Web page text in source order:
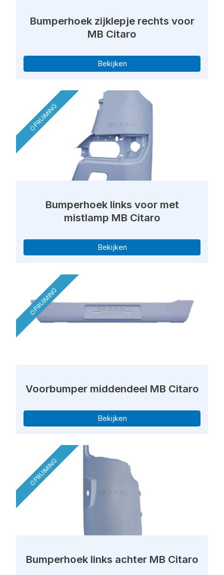
Bumperhoek zijklepje rechts voor
MB Citaro
Bekijken
OPRUIMING
Bumperhoek links voor met
mistlamp MB Citaro
Bekijken
OPRUIMING
Voorbumper middendeel MB Citaro
Bekijken
OPRUIMING
Bumperhoek links achter MB Citaro